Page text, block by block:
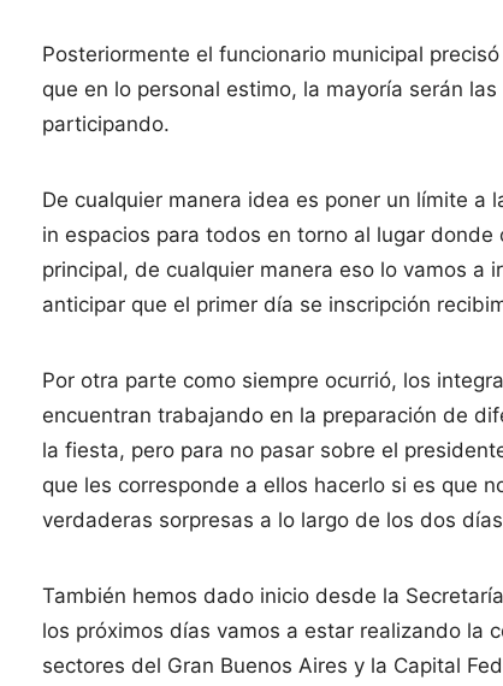
Posteriormente el funcionario municipal
que en lo personal estimo, la mayoría serán
participando.
De cualquier manera idea es poner un límite
in espacios para todos en torno al lugar
principal, de cualquier manera eso lo vamos a
anticipar que el primer día se inscripción
Por otra parte como siempre ocurrió, los
encuentran trabajando en la preparación de
la fiesta, pero para no pasar sobre el
que les corresponde a ellos hacerlo si es que
verdaderas sorpresas a lo largo de los dos
También hemos dado inicio desde la
los próximos días vamos a estar realizando la
sectores del Gran Buenos Aires y la Capital